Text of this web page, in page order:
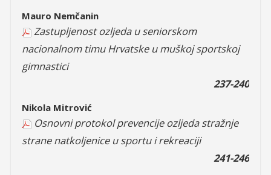
Mauro Nemčanin
Zastupljenost ozljeda u seniorskom
nacionalnom timu Hrvatske u muškoj sportskoj
gimnastici
237-240
Nikola Mitrović
Osnovni protokol prevencije ozljeda stražnje
strane natkoljenice u sportu i rekreaciji
241-246